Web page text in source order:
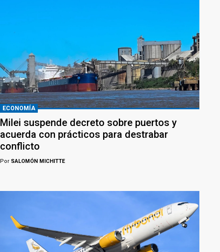
ECONOMÍA
Milei suspende decreto sobre puertos y
acuerda con prácticos para destrabar
conflicto
Por SALOMÓN MICHITTE